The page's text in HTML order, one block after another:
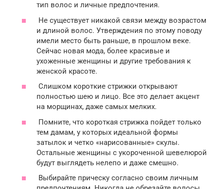
тип волос и личные предпочтения.
Не существует никакой связи между возрастом
и длиной волос. Утверждения по этому поводу
имели место быть раньше, в прошлом веке.
Сейчас новая мода, более красивые и
ухоженные женщины и другие требования к
женской красоте.
Слишком короткие стрижки открывают
полностью шею и лицо. Все это делает акцент
на морщинах, даже самых мелких.
Помните, что короткая стрижка пойдет только
тем дамам, у которых идеальной формы
затылок и четко «нарисованные» скулы.
Остальные женщины с укороченной шевелюрой
будут выглядеть нелепо и даже смешно.
Выбирайте прическу согласно своим личным